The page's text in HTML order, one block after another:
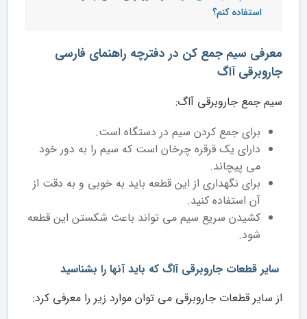
استفاده کنم؟
معرفی سیم جمع کن در دفترچه راهنمای فارسی
جاروبرقی آاگ
سیم جمع جاروبرقی آاگ:
برای جمع کردن سیم در دستگاه است.
دارای یک قرقره چرخان است که سیم را به دور خود
می پیچاند.
برای نگهداری از این قطعه باید به خوبی و به دقت از
آن استفاده کنید.
کشیدن سریع سیم می تواند باعث شکستن این قطعه
شود.
سایر قطعات جاروبرقی آاگ که باید آنها را بشناسید
از سایر قطعات جاروبرقی می توان موارد زیر را معرفی کرد: